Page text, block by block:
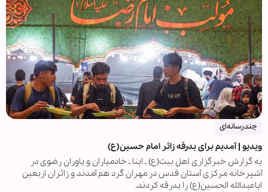
چندرسانه‌ای
ویدیو | آمدیم برای بدرقه زائر امام حسین(ع)
به گزارش خبرگزاری اهل بیت(ع) ـ ابنا ـ خادمیاران و یاوران رضوی در
آشپرخانه مرکزی آستان قدس در مهران گرد هم آمدند و زائران اربعین
اباعبدالله الحسین(ع) را بدرقه کردند.